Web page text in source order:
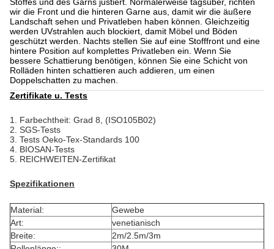
wir die Front und die hinteren Garne aus, damit wir die äußere
Landschaft sehen und Privatleben haben können. Gleichzeitig
werden UVstrahlen auch blockiert, damit Möbel und Böden
geschützt werden. Nachts stellen Sie auf eine Stofffront und eine
hintere Position auf komplettes Privatleben ein. Wenn Sie
bessere Schattierung benötigen, können Sie eine Schicht von
Rolläden hinten schattieren auch addieren, um einen
Doppelschatten zu machen.
Zertifikate u. Tests
1. Farbechtheit: Grad 8, (ISO105B02)
2. SGS-Tests
3. Tests Oeko-Tex-Standards 100
4. BIOSAN-Tests
5. REICHWEITEN-Zertifikat
Spezifikationen
Material:
Gewebe
Art:
venetianisch
Breite:
2m/2.5m/3m